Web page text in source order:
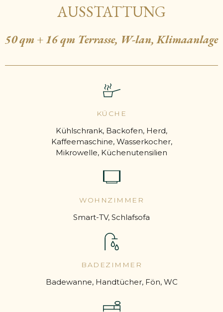
AUSSTATTUNG
50 qm + 16 qm Terrasse, W-lan, Klimaanlage
KÜCHE
Kühlschrank, Backofen, Herd,
Kaffeemaschine, Wasserkocher,
Mikrowelle, Küchenutensilien
WOHNZIMMER
Smart-TV, Schlafsofa
BADEZIMMER
Badewanne, Handtücher, Fön, WC